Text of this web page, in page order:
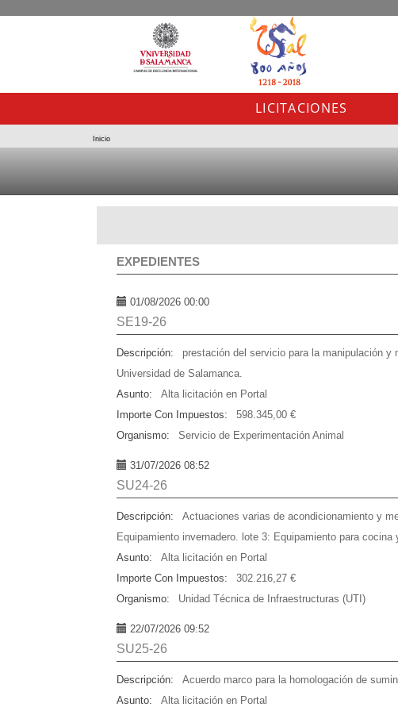
LICITACIONES
Inicio
EXPEDIENTES
01/08/2026 00:00
SE19-26
Descripción:
prestación del servicio para la manipulación
Universidad de Salamanca.
Asunto:
Alta licitación en Portal
Importe Con Impuestos:
598.345,00 €
Organismo:
Servicio de Experimentación Animal
31/07/2026 08:52
SU24-26
Descripción:
Actuaciones varias de acondicionamiento y
Equipamiento invernadero. lote 3: Equipamiento para
Asunto:
Alta licitación en Portal
Importe Con Impuestos:
302.216,27 €
Organismo:
Unidad Técnica de Infraestructuras (UTI)
22/07/2026 09:52
SU25-26
Descripción:
Acuerdo marco para la homologación de
Asunto:
Alta licitación en Portal